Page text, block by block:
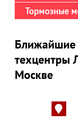
Тормозные
Ближайшие
техцентры
Москве